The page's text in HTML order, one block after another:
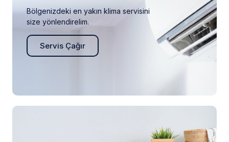
Bölgenizdeki en yakın klima servisini
size yönlendirelim.
Servis Çağır